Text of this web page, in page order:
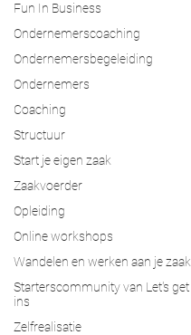
Fun In Business
Ondernemerscoaching
Ondernemersbegeleiding
Ondernemers
Coaching
Structuur
Start je eigen zaak
Zaakvoerder
Opleiding
Online workshops
Wandelen en werken aan je zaak
Starterscommunity van Let's get
ins
Zelfrealisatie